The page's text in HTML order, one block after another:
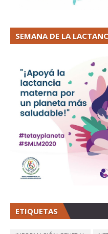
SEMANA DE LA
ETIQUETAS